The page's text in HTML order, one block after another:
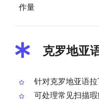
作量
克罗地亚
针对克罗地亚语
可处理常见扫描